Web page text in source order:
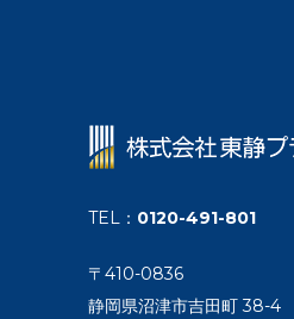
TEL ： 0120-491-801
〒410-0836
静岡県沼津市吉田町 38-4